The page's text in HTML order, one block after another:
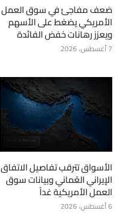
ضعف مفاجئ في سوق العمل
الأمريكي يضغط على الأسهم
ويعزز رهانات خفض الفائدة
7 أغسطس، 2026
الأسواق تترقب تفاصيل الاتفاق
الإيراني العُماني وبيانات سوق
العمل الأمريكية غداً
6 أغسطس، 2026